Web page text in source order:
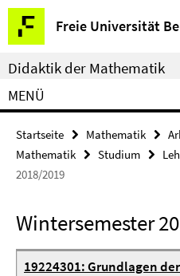
Springe
direkt
zu
Inhalt
Freie Universität
Service-
Navigation
Didaktik der Mathematik
MENÜ
Startseite Mathematik
Mathematik
Studium
2018/2019
Wintersemester
19224301: Grundlagen